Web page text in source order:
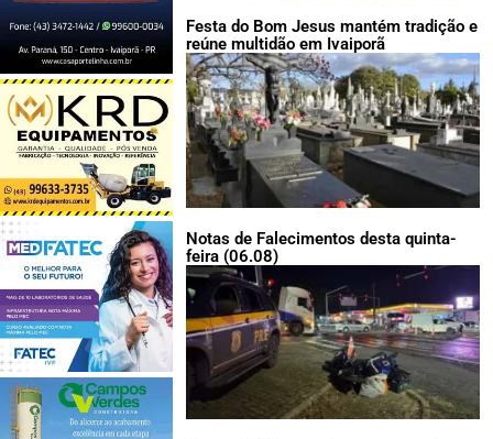
Festa do Bom Jesus mantém tradição e
reúne multidão em Ivaiporã
Notas de Falecimentos desta quinta-
feira (06.08)